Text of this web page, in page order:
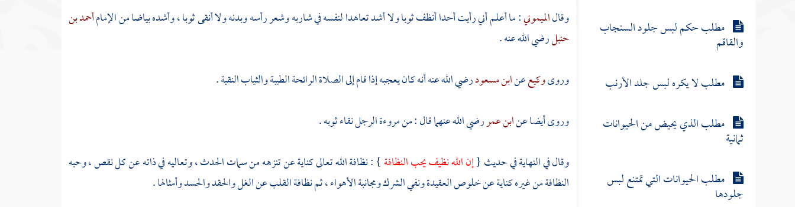
مطلب حكم لبس جلود السنجاب
والقاقم
مطلب لا يكره لبس جلد الأرنب
مطلب الذي يحيض من الحيوانات
ثمانية
مطلب الحيوانات التي تمتنع لبس
جلودها
وقالالميموني: ما أعلم أني رأيت أحدا أنظف ثوبا ولا أشد تعاهدا لنفسه في شاربه وشعر رأسه وبدنه ولا أنقى ثوبا ، وأشده بياضا من الإمامأحمد بن
حنبلرضي الله عنه .
وروىوكيععنابن مسعودرضي الله عنه أنه كان يعجبه إذا قام إلى الصلاة الرائحة الطيبة والثياب النقية .
وروى أيضا عنابن عمررضي الله عنهما قال : من مروءة الرجل نقاء ثوبه .
وقال في النهاية في حديث {إن الله نظيف يحب النظافة} : نظافة الله تعالى كناية عن تنزهه من سمات الحدث ، وتعاليه في ذاته عن كل نقص ، وحبه
النظافة من غيره كناية عن خلوص العقيدة ونفي الشرك ومجانبة الأهواء ، ثم نظافة القلب عن الغل والحقد والحسد وأمثالها .